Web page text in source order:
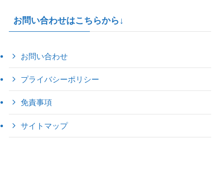
お問い合わせはこちらから↓
お問い合わせ
プライバシーポリシー
免責事項
サイトマップ